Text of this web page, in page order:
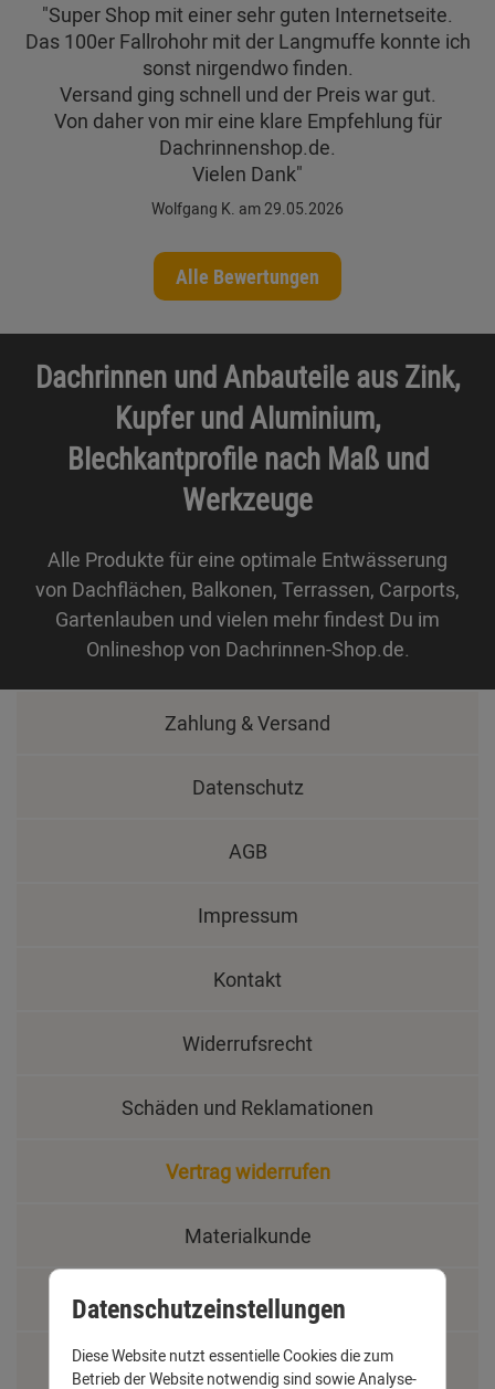
"Super Shop mit einer sehr guten Internetseite.
Das 100er Fallrohohr mit der Langmuffe konnte ich
sonst nirgendwo finden.
Versand ging schnell und der Preis war gut.
Von daher von mir eine klare Empfehlung für
Dachrinnenshop.de.
Vielen Dank"
Wolfgang K. am 29.05.2026
Alle Bewertungen
Dachrinnen und Anbauteile aus Zink,
Kupfer und Aluminium,
Blechkantprofile nach Maß und
Werkzeuge
Alle Produkte für eine optimale Entwässerung
von Dachflächen, Balkonen, Terrassen, Carports,
Gartenlauben und vielen mehr findest Du im
Onlineshop von Dachrinnen-Shop.de.
Zahlung & Versand
Datenschutz
AGB
Impressum
Kontakt
Widerrufsrecht
Schäden und Reklamationen
Vertrag widerrufen
Materialkunde
Fachbegriffe
Jobs
Datenschutzeinstellungen
Diese Website nutzt essentielle Cookies die zum
Betrieb der Website notwendig sind sowie Analyse-